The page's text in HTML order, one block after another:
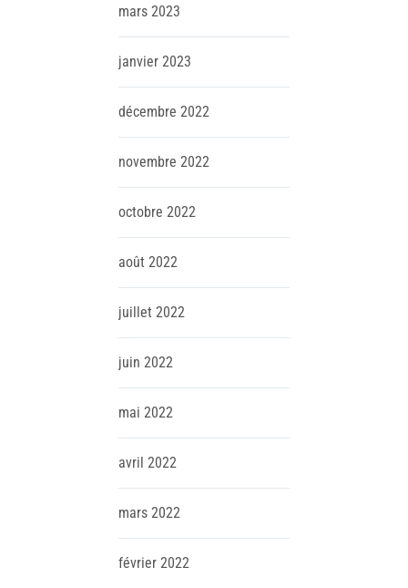
mars 2023
janvier 2023
décembre 2022
novembre 2022
octobre 2022
août 2022
juillet 2022
juin 2022
mai 2022
avril 2022
mars 2022
février 2022